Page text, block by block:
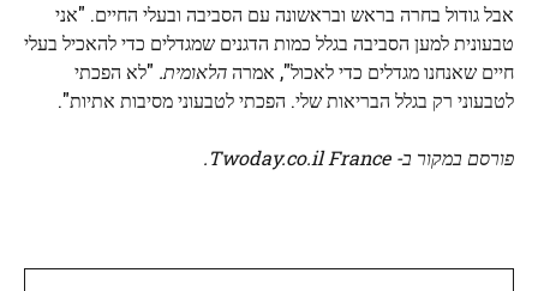
אבל גודול בחרה בראש ובראשונה עם הסביבה ובעלי החיים. "אני
טבעונית למען הסביבה בגלל כמות הדגנים שמגדלים כדי להאכיל בעלי
חיים שאנחנו מגדלים כדי לאכול", אמרההלאומית. "לא הפכתי
לטבעוני רק בגלל הבריאות שלי. הפכתי לטבעוני מסיבות אתיות".
פורסם במקור ב- Twoday.co.il France.